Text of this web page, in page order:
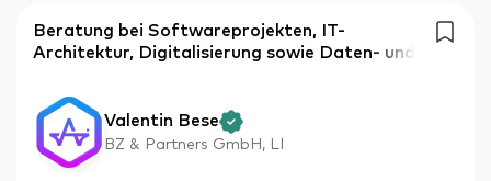
Beratung bei Softwareprojekten, IT-
Architektur, Digitalisierung sowie Daten- und
Valentin Bese
BZ & Partners GmbH, LI